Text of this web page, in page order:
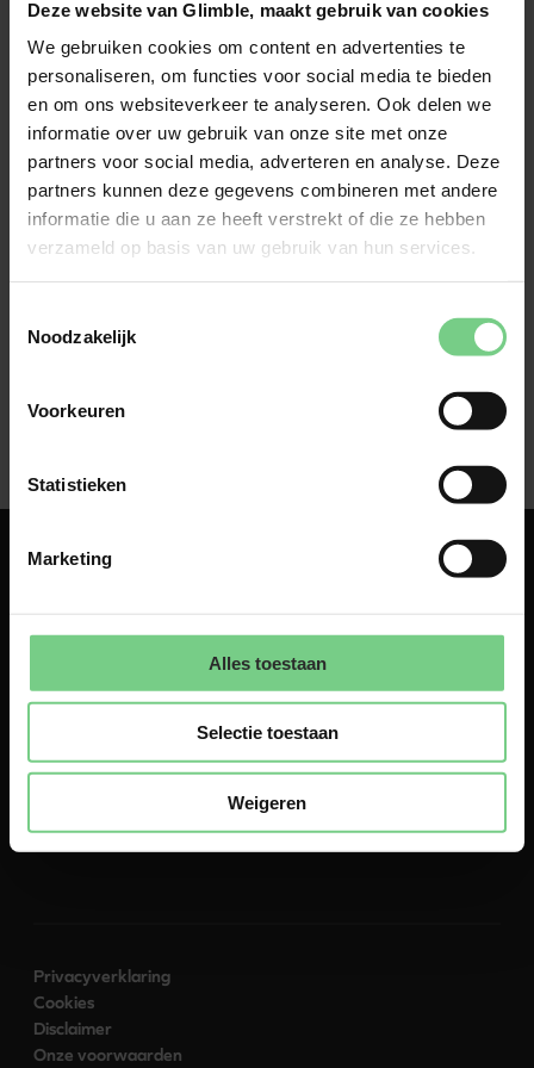
Deze website van Glimble, maakt gebruik van cookies
We gebruiken cookies om content en advertenties te
personaliseren, om functies voor social media te bieden
en om ons websiteverkeer te analyseren. Ook delen we
informatie over uw gebruik van onze site met onze
partners voor social media, adverteren en analyse. Deze
partners kunnen deze gegevens combineren met andere
informatie die u aan ze heeft verstrekt of die ze hebben
verzameld op basis van uw gebruik van hun services.
Noodzakelijk
Voorkeuren
Statistieken
Marketing
Alles toestaan
Selectie toestaan
Weigeren
Opwaarderen en betalen via een saldo kan ook.
Online kan er betaald worden door in te loggen met
e-mailadres en wachtwoord.
Reis je met het openbaar vervoer dan is je ticketprijs
direct bekend en betaal je vooraf met PayPal. Ga je
met deelvervoer op pad, dan berekenen we na het
beëindigen van je rit wat je reiskosten waren en
betaal je achteraf met een machtiging via PayPal.
Contact
Privacyverklaring
Cookies
Disclaimer
Onze voorwaarden